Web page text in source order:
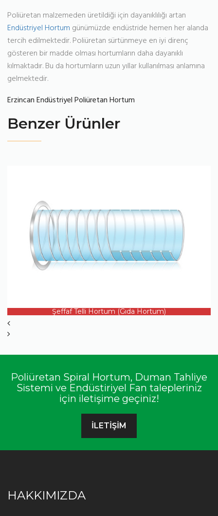
Poliüretan malzemeden üretildiği için dayanıklılığı artan
Endüstriyel Hortum günümüzde endüstride hemen her alanda
tercih edilmektedir. Poliüretan sürtünmeye en iyi direnç
gösteren bir madde olması hortumların daha dayanıklı
kılmaktadır. Bu da hortumların uzun yıllar kullanılması anlamına
gelmektedir.
Erzincan Endüstriyel Poliüretan Hortum
Benzer Ürünler
ÜRÜN DETAYI
Şeffaf Telli Hortum (Gıda Hortum)
Poliüretan Spiral Hortum, Duman Tahliye
Sistemi ve Endüstiriyel Fan talepleriniz
için iletişime geçiniz!
İLETİŞİM
HAKKIMIZDA